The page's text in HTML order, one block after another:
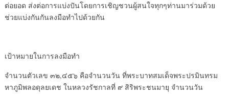
ต่อยอด ส่งต่อการแบ่งปันโดยการเชิญชวนผู้สนใจทุกๆท่านมาร่วมด้วย
ช่วยแบ่งกันกันลงมือทำไปด้วยกัน
เป้าหมายในการลงมือทำ
จำนวนตัวเลข ๓๒,๔๕๖ คือจำนวนวัน ที่พระบาทสมเด็จพระปรมินทรม
หาภูมิพลอดุลยเดช ในหลวงรัชกาลที่ ๙ สิริพระชนมายุ จำนวนวัน